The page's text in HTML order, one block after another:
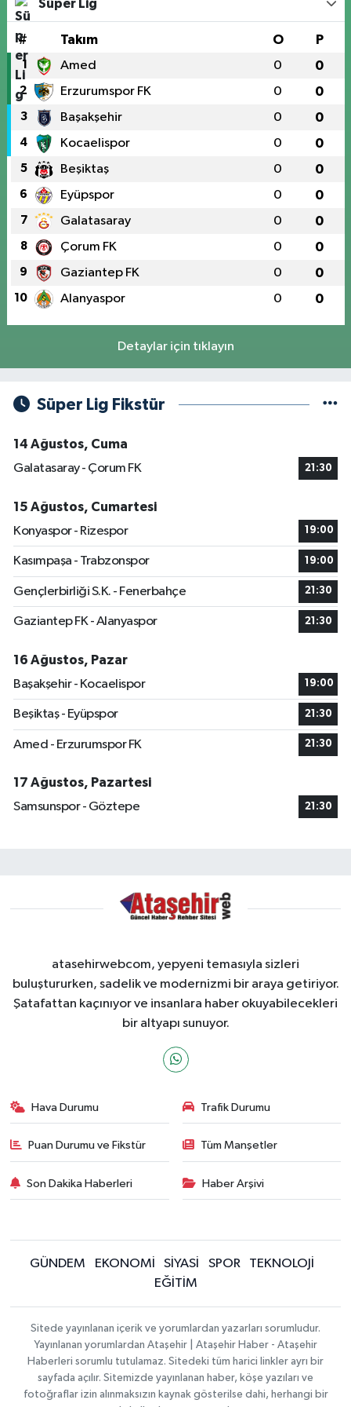
Süper Lig
# Takım O P
1 Amed 0 0
2 Erzurumspor FK 0 0
3 Başakşehir 0 0
4 Kocaelispor 0 0
5 Beşiktaş 0 0
6 Eyüpspor 0 0
7 Galatasaray 0 0
8 Çorum FK 0 0
9 Gaziantep FK 0 0
10 Alanyaspor 0 0
Detaylar için tıklayın
Süper Lig Fikstür
14 Ağustos, Cuma
Galatasaray - Çorum FK
21:30
15 Ağustos, Cumartesi
Konyaspor - Rizespor
19:00
Kasımpaşa - Trabzonspor 19:00
Gençlerbirliği S.K. - Fenerbahçe 21:30
Gaziantep FK - Alanyaspor 21:30
16 Ağustos, Pazar
Başakşehir - Kocaelispor
19:00
Beşiktaş - Eyüpspor 21:30
Amed - Erzurumspor FK 21:30
17 Ağustos, Pazartesi
Samsunspor - Göztepe
21:30
atasehirwebcom, yepyeni temasıyla sizleri
buluştururken, sadelik ve modernizmi bir araya getiriyor.
Şatafattan kaçınıyor ve insanlara haber okuyabilecekleri
bir altyapı sunuyor.
Hava Durumu Trafik Durumu
Puan Durumu ve Fikstür Tüm Manşetler
Son Dakika Haberleri Haber Arşivi
GÜNDEM EKONOMİ SİYASİ SPOR
TEKNOLOJİ
EĞİTİM
Sitede yayınlanan içerik ve yorumlardan yazarları sorumludur.
Yayınlanan yorumlardan Ataşehir | Ataşehir Haber - Ataşehir
Haberleri sorumlu tutulamaz. Sitedeki tüm harici linkler ayrı bir
sayfada açılır. Sitemizde yayınlanan haber, köşe yazıları ve
fotoğraflar izin alınmaksızın kaynak gösterilse dahi, herhangi bir